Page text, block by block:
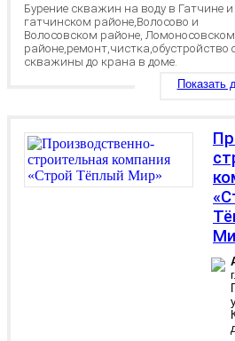
Бурение скважин на воду в Гатчине и
гатчинском районе,Волосово и
Волосовском районе, Ломоносовском
районе,ремонт,чистка,обустройство
скважины до крана в доме.
Показать
г.